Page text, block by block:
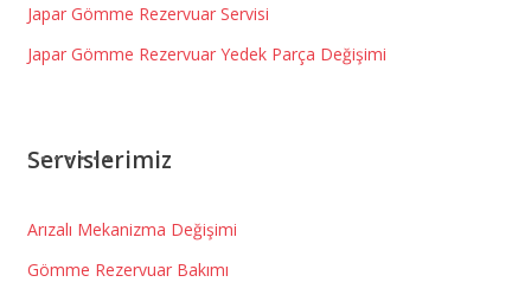
Japar Gömme Rezervuar Servisi
Japar Gömme Rezervuar Yedek Parça Değişimi
Servislerimiz
Arızalı Mekanizma Değişimi
Gömme Rezervuar Bakımı